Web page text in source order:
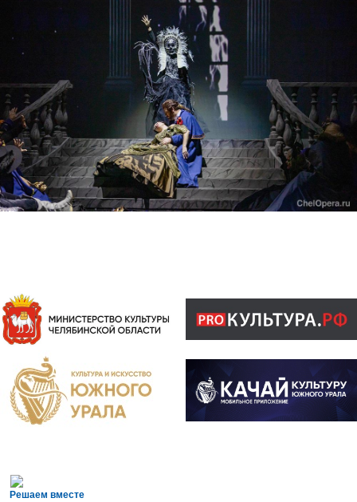
Решаем вместе